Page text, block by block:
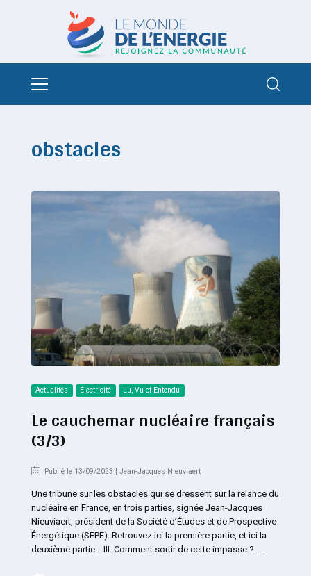
obstacles
Actualités Électricité Lu, Vu et Entendu
Le cauchemar nucléaire français
(3/3)
Publié le 13/09/2023 | Jean-Jacques Nieuviaert
Une tribune sur les obstacles qui se dressent sur la relance du
nucléaire en France, en trois parties, signée Jean-Jacques
Nieuviaert, président de la Société d’Études et de Prospective
Énergétique (SEPE). Retrouvez ici la première partie, et ici la
deuxième partie. III. Comment sortir de cette impasse ? ...